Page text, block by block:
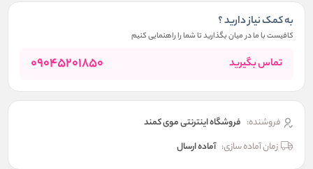
به کمک نیاز دارید ؟
کافیست با ما در میان بگذارید تا شما را راهنمایی کنیم
تماس بگیرید 09045201850
فروشنده: فروشگاه اینترنتی موی کمند
زمان آماده سازی: آماده ارسال